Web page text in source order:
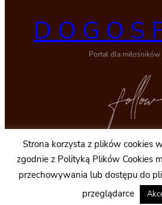
Portal dla
Facebook
© 2011-2026 by
Strona korzysta z plików cookies
zgodnie z Polityką Plików Cookies
przechowywania lub dostępu do
przeglądarce